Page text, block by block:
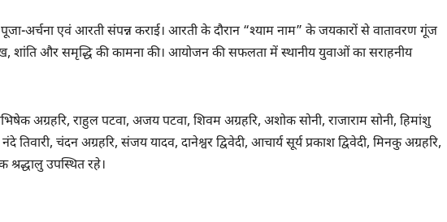
पूजा-अर्चना एवं आरती संपन्न कराई। आरती के दौरान “श्याम नाम” के जयकारों से वातावरण गूंज
शांति और समृद्धि की कामना की। आयोजन की सफलता में स्थानीय युवाओं का सराहनीय
अग्रहरि, राहुल पटवा, अजय पटवा, शिवम अग्रहरि, अशोक सोनी, राजाराम सोनी, हिमांशु
तिवारी, चंदन अग्रहरि, संजय यादव, दानेश्वर द्विवेदी, आचार्य सूर्य प्रकाश द्विवेदी, मिनकु अग्रहरि,
उपस्थित रहे।